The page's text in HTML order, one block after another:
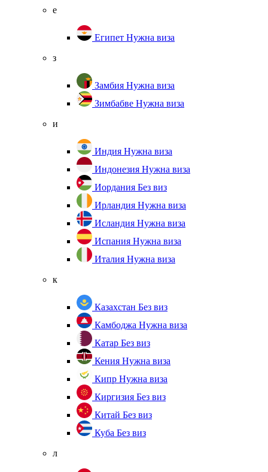
е
Египет Нужна виза
з
Замбия Нужна виза
Зимбабве Нужна виза
и
Индия Нужна виза
Индонезия Нужна виза
Иордания Без виз
Ирландия Нужна виза
Исландия Нужна виза
Испания Нужна виза
Италия Нужна виза
к
Казахстан Без виз
Камбоджа Нужна виза
Катар Без виз
Кения Нужна виза
Кипр Нужна виза
Киргизия Без виз
Китай Без виз
Куба Без виз
л